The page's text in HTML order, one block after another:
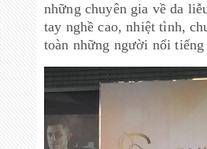
những chuyên gia về da
tay nghề cao, nhiệt tình,
toàn những người nổi